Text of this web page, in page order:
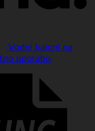
Vodni baloni na
uporabo